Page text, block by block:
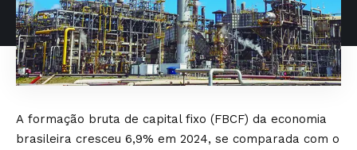
A formação bruta de capital fixo (FBCF) da economia
brasileira cresceu 6,9% em 2024, se comparada com o